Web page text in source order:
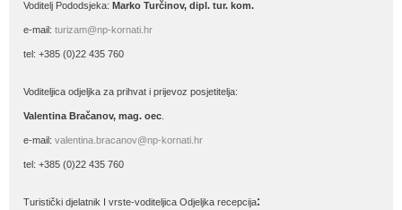
Voditelj Pododsjeka: Marko Turčinov, dipl. tur. kom.
e-mail: turizam@np-kornati.hr
tel: +385 (0)22 435 760
Voditeljica odjeljka za prihvat i prijevoz posjetitelja:
Valentina Bračanov, mag. oec
e-mail: valentina.bracanov@np-kornati.hr
tel: +385 (0)22 435 760
Turistički djelatnik I vrste-voditeljica Odjeljka recepcija: